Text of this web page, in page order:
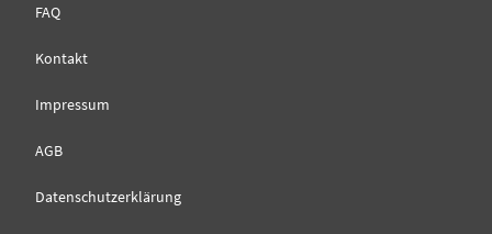
FAQ
Kontakt
Impressum
AGB
Datenschutzerklärung